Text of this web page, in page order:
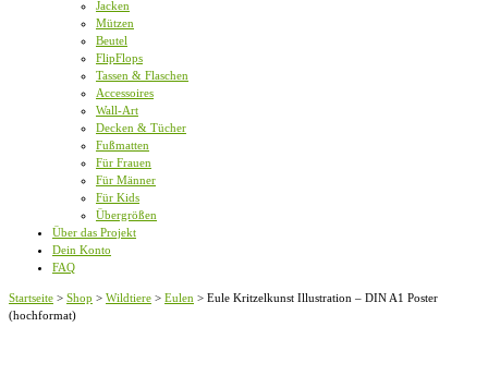
Jacken
Mützen
Beutel
FlipFlops
Tassen & Flaschen
Accessoires
Wall-Art
Decken & Tücher
Fußmatten
Für Frauen
Für Männer
Für Kids
Übergrößen
Über das Projekt
Dein Konto
FAQ
Startseite > Shop > Wildtiere > Eulen > Eule Kritzelkunst Illustration – DIN A1 Poster
(hochformat)